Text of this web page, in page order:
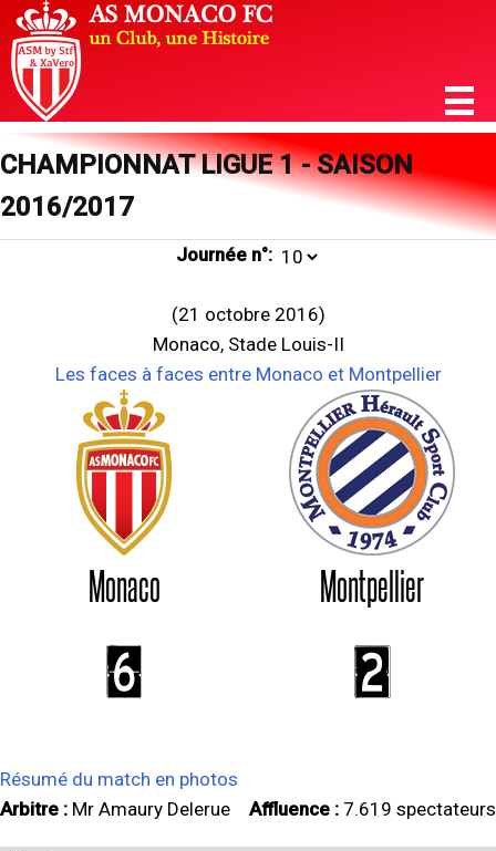
CHAMPIONNAT LIGUE 1 - SAISON
2016/2017
Journée n°:
(21 octobre 2016)
Monaco, Stade Louis-II
Les faces à faces entre Monaco et Montpellier
Monaco Montpellier
6 2
Résumé du match en photos
Arbitre : Mr Amaury Delerue Affluence : 7.619 spectateurs